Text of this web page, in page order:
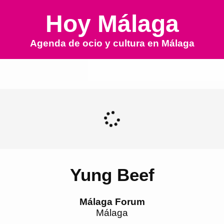
Hoy Málaga
Agenda de ocio y cultura en Málaga
Yung Beef
Málaga Forum
Málaga